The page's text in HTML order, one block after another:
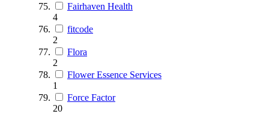
Fairhaven Health
4
fitcode
2
Flora
2
Flower Essence Services
1
Force Factor
20